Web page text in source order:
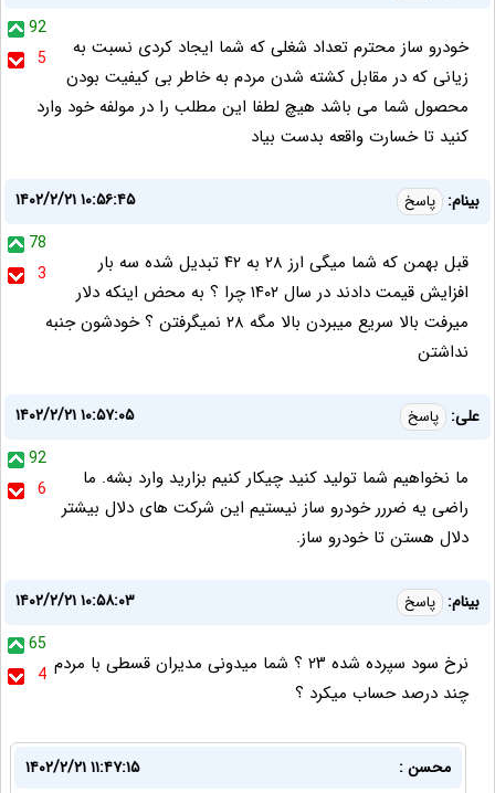
92
5
خودرو ساز محترم تعداد شغلی که شما ایجاد کردی نسبت به
زیانی که در مقابل کشته شدن مردم به خاطر بی کیفیت بودن
محصول شما می باشد هیچ لطفا این مطلب را در مولفه خود وارد
کنید تا خسارت واقعه بدست بیاد
بینام: پاسخ
۱۴۰۲/۲/۲۱ ۱۰:۵۶:۴۵
78
3
قبل بهمن که شما میگی ارز ۲۸ به ۴۲ تبدیل شده سه بار
افزایش قیمت دادند در سال ۱۴۰۲ چرا ؟ به محض اینکه دلار
میرفت بالا سریع میبردن بالا مگه ۲۸ نمیگرفتن ؟ خودشون جنبه
نداشتن
علی: پاسخ
۱۴۰۲/۲/۲۱ ۱۰:۵۷:۰۵
92
6
ما نخواهیم شما تولید کنید چیکار کنیم بزارید وارد بشه. ما
راضی یه ضررر خودرو ساز نیستیم این شرکت های دلال بیشتر
دلال هستن تا خودرو ساز.
بینام: پاسخ
۱۴۰۲/۲/۲۱ ۱۰:۵۸:۰۳
65
4 نرخ سود سپرده شده ۲۳ ؟ شما میدونی مدیران قسطی با مردم
چند درصد حساب میکرد ؟
محسن :
۱۴۰۲/۲/۲۱ ۱۱:۴۷:۱۵